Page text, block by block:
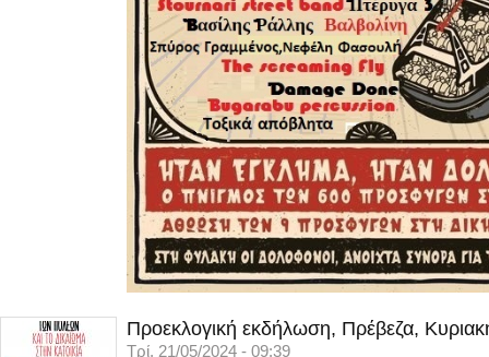
Προεκλογική εκδήλωση, Πρέβεζα,
Τρί, 21/05/2024 - 09:39